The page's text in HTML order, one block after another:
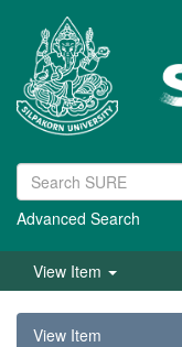
Advanced Search
View Item
View Item